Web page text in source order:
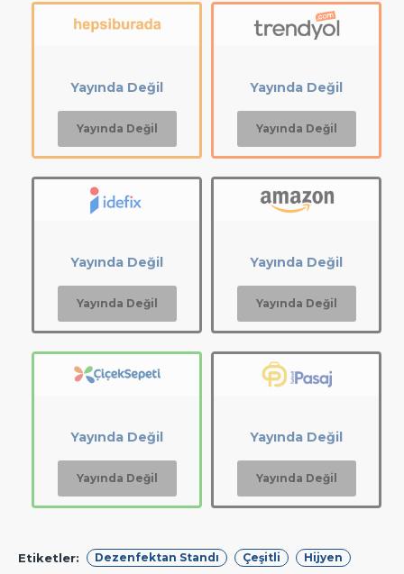
Yayında Değil
Yayında Değil
Yayında Değil
Yayında Değil
Yayında Değil
Yayında Değil
Yayında Değil
Yayında Değil
Yayında Değil
Yayında Değil
Yayında Değil
Yayında Değil
Etiketler: Dezenfektan Standı Çeşitli Hijyen